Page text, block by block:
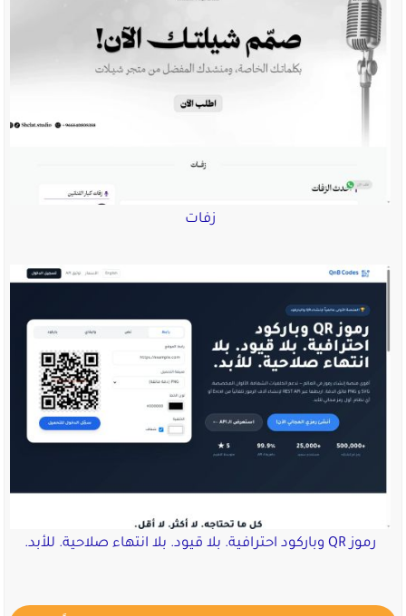
زفات
رموز QR وباركود احترافية. بلا قيود. بلا انتهاء صلاحية. للأبد.